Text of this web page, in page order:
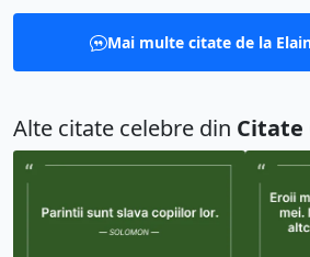
Mai multe citate de la
Alte citate celebre din Citate